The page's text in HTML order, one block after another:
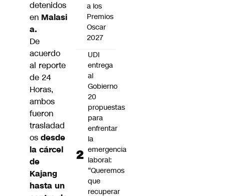
detenidos
en Malasi
a.
De
acuerdo
al reporte
de 24
Horas,
ambos
fueron
trasladad
os desde
la cárcel
de
Kajang
hasta un
a los
Premios
Oscar
2027
UDI
entrega
al
Gobierno
20
propuestas
para
enfrentar
la
emergencia
laboral:
“Queremos
que
recuperar